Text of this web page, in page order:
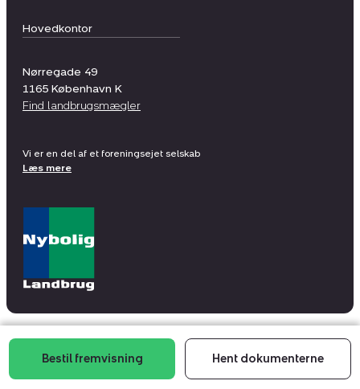
Bestil fremvisning Hent dokumenterne
Hovedkontor
Nørregade 49
1165 København K
Find landbrugsmægler
Vi er en del af et foreningsejet selskab
Læs mere